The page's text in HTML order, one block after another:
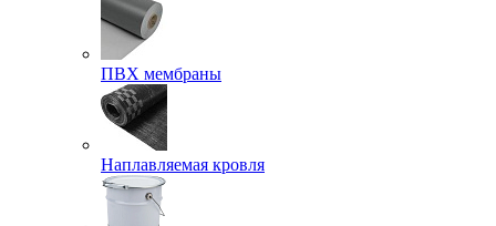
ПВХ мембраны
Наплавляемая кровля